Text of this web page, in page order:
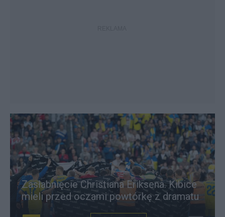
Zasłabnięcie Christiana Eriksena. Kibice
mieli przed oczami powtórkę z dramatu